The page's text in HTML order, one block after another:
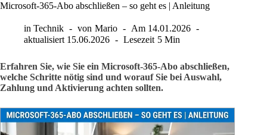
Microsoft-365-Abo abschließen – so geht es | Anleitung
in Technik von Mario Am 14.01.2026
aktualisiert 15.06.2026 Lesezeit 5 Min
Erfahren Sie, wie Sie ein Microsoft-365-Abo abschließen,
welche Schritte nötig sind und worauf Sie bei Auswahl,
Zahlung und Aktivierung achten sollten.